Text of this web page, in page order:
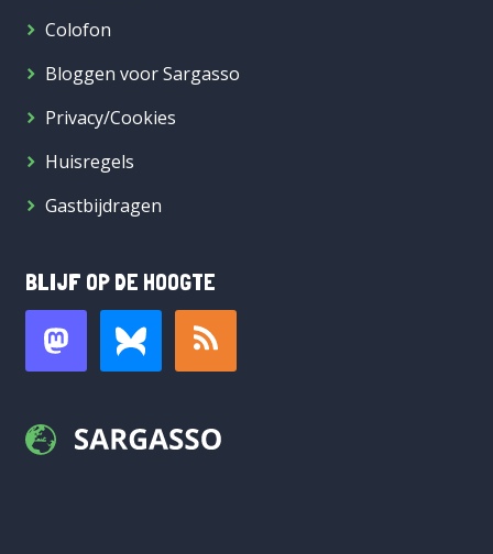
Colofon
Bloggen voor Sargasso
Privacy/Cookies
Huisregels
Gastbijdragen
BLIJF OP DE HOOGTE